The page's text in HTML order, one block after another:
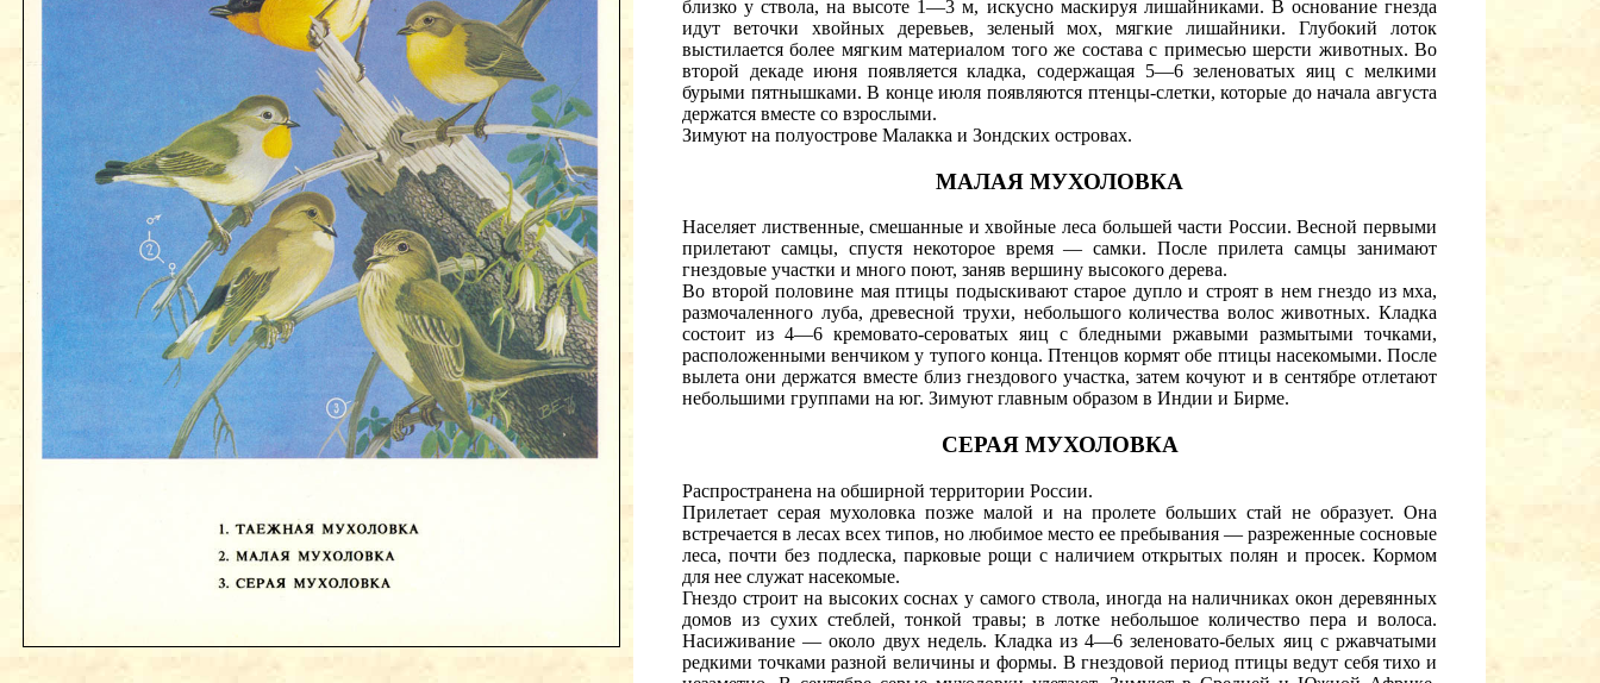
близко у ствола, на высоте 1—3 м, искусно маскируя лишайниками. В основание гнезда
идут веточки хвойных деревьев, зеленый мох, мягкие лишайники. Глубокий лоток
выстилается более мягким материалом того же состава с примесью шерсти животных. Во
второй декаде июня появляется кладка, содержащая 5—6 зеленоватых яиц с мелкими
бурыми пятнышками. В конце июля появляются птенцы-слетки, которые до начала августа
держатся вместе со взрослыми.
Зимуют на полуострове Малакка и Зондских островах.
МАЛАЯ МУХОЛОВКА
Населяет лиственные, смешанные и хвойные леса большей части России. Весной первыми
прилетают самцы, спустя некоторое время — самки. После прилета самцы занимают
гнездовые участки и много поют, заняв вершину высокого дерева.
Во второй половине мая птицы подыскивают старое дупло и строят в нем гнездо из мха,
размочаленного луба, древесной трухи, небольшого количества волос животных. Кладка
состоит из 4—6 кремовато-сероватых яиц с бледными ржавыми размытыми точками,
расположенными венчиком у тупого конца. Птенцов кормят обе птицы насекомыми. После
вылета они держатся вместе близ гнездового участка, затем кочуют и в сентябре отлетают
небольшими группами на юг. Зимуют главным образом в Индии и Бирме.
СЕРАЯ МУХОЛОВКА
Распространена на обширной территории России.
Прилетает серая мухоловка позже малой и на пролете больших стай не образует. Она
встречается в лесах всех типов, но любимое место ее пребывания — разреженные сосновые
леса, почти без подлеска, парковые рощи с наличием открытых полян и просек. Кормом
для нее служат насекомые.
Гнездо строит на высоких соснах у самого ствола, иногда на наличниках окон деревянных
домов из сухих стеблей, тонкой травы; в лотке небольшое количество пера и волоса.
Насиживание — около двух недель. Кладка из 4—6 зеленовато-белых яиц с ржавчатыми
редкими точками разной величины и формы. В гнездовой период птицы ведут себя тихо и